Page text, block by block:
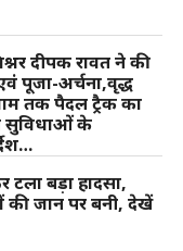
दीपक रावत ने की
पूजा-अर्चना,वृद्ध
तक पैदल ट्रैक का
सुविधाओं के
टला बड़ा हादसा,
की जान पर बनी, देखें